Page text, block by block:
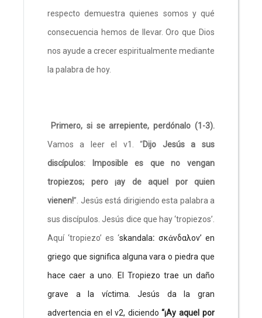
respecto demuestra quienes somos y qué
consecuencia hemos de llevar. Oro que Dios
nos ayude a crecer espiritualmente mediante
la palabra de hoy.
Primero, si se arrepiente, perdónalo (1-3).
Vamos a leer el v1. “Dijo Jesús a sus
discípulos: Imposible es que no vengan
tropiezos; pero ¡ay de aquel por quien
vienen!”. Jesús está dirigiendo esta palabra a
sus discípulos. Jesús dice que hay ‘tropiezos’.
Aquí ‘tropiezo’ es ‘skandala: σκάνδαλον’ en
griego que significa alguna vara o piedra que
hace caer a uno. El Tropiezo trae un daño
grave a la víctima. Jesús da la gran
advertencia en el v2, diciendo “¡Ay aquel por